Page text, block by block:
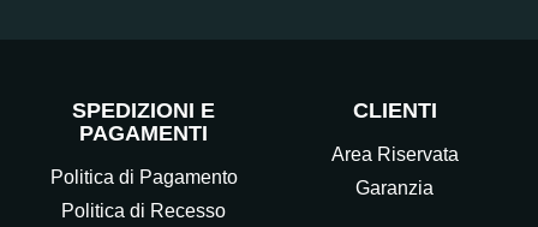
SPEDIZIONI E
PAGAMENTI
Politica di Pagamento
Politica di Recesso
CLIENTI
Area Riservata
Garanzia